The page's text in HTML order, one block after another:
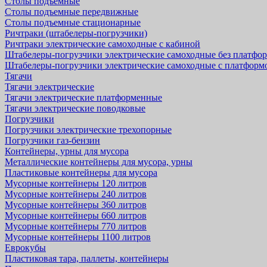
Столы подъемные передвижные
Столы подъемные стационарные
Ричтраки (штабелеры-погрузчики)
Ричтраки электрические самоходные с кабиной
Штабелеры-погрузчики электрические самоходные без
Штабелеры-погрузчики электрические самоходные с
Тягачи
Тягачи электрические
Тягачи электрические платформенные
Тягачи электрические поводковые
Погрузчики
Погрузчики электрические трехопорные
Погрузчики газ-бензин
Контейнеры, урны для мусора
Металлические контейнеры для мусора, урны
Пластиковые контейнеры для мусора
Мусорные контейнеры 120 литров
Мусорные контейнеры 240 литров
Мусорные контейнеры 360 литров
Мусорные контейнеры 660 литров
Мусорные контейнеры 770 литров
Мусорные контейнеры 1100 литров
Еврокубы
Пластиковая тара, паллеты, контейнеры